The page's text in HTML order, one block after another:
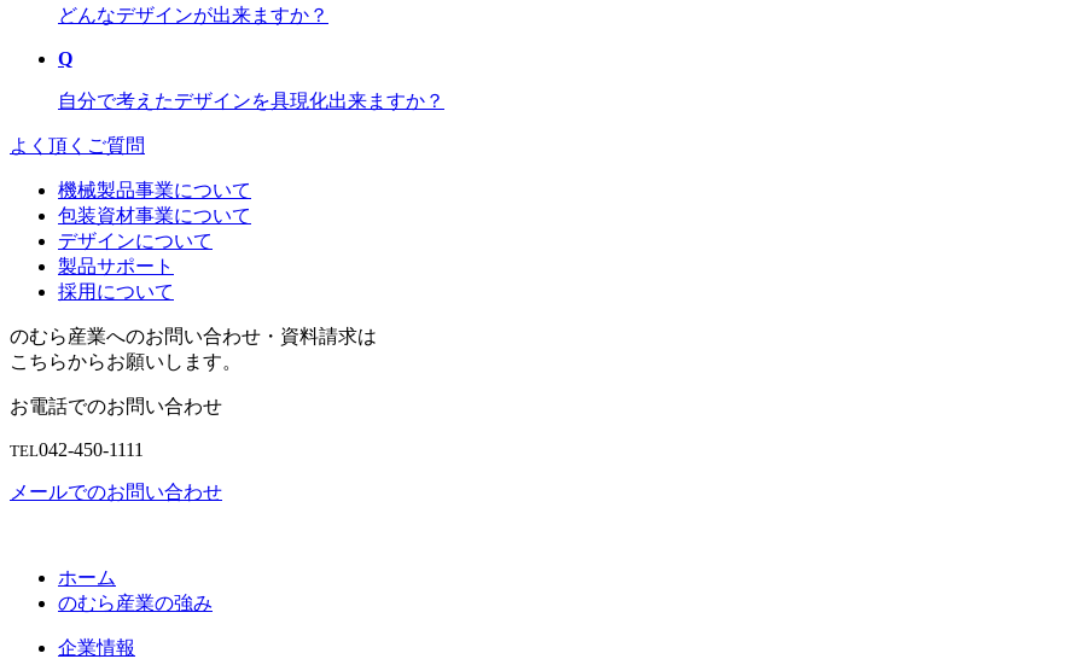
どんなデザインが出来ますか？
Q
自分で考えたデザインを具現化出来ますか？
よく頂くご質問
機械製品事業について
包装資材事業について
デザインについて
製品サポート
採用について
のむら産業へのお問い合わせ・資料請求は
こちらからお願いします。
お電話でのお問い合わせ
TEL042-450-1111
メールでのお問い合わせ
ホーム
のむら産業の強み
企業情報